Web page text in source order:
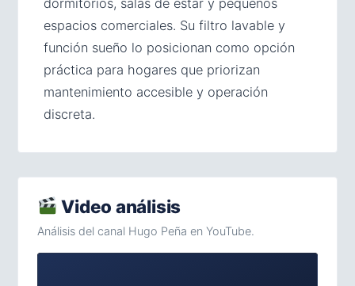
espacios comerciales. Su filtro lavable y
función sueño lo posicionan como opción
práctica para hogares que priorizan
mantenimiento accesible y operación
discreta.
Video análisis
Análisis del canal Hugo Peña en YouTube.